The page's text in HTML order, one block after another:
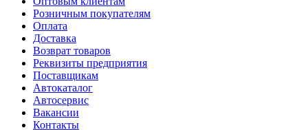
Розничным покупателям
Оплата
Доставка
Возврат товаров
Реквизиты предприятия
Поставщикам
Автокаталог
Автосервис
Вакансии
Контакты